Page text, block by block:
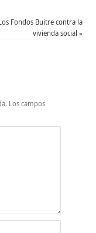
Fondos Buitre contra la
vivienda social»
Los campos